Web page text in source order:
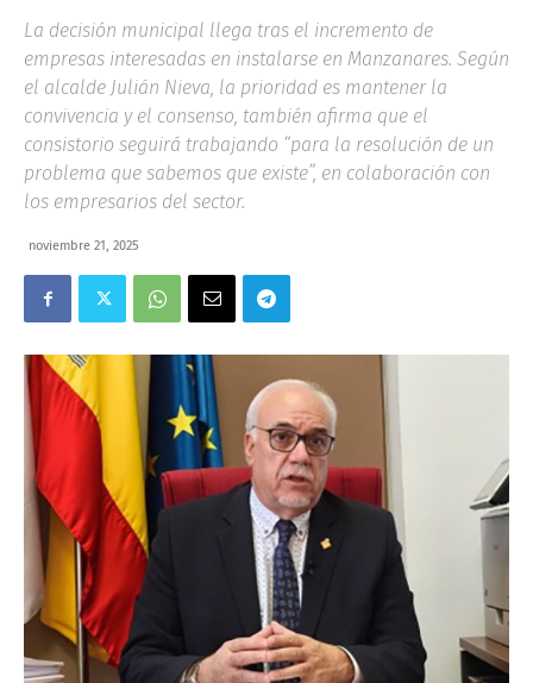
La decisión municipal llega tras el incremento de
empresas interesadas en instalarse en Manzanares. Según
el alcalde Julián Nieva, la prioridad es mantener la
convivencia y el consenso, también afirma que el
consistorio seguirá trabajando “para la resolución de un
problema que sabemos que existe”, en colaboración con
los empresarios del sector.
noviembre 21, 2025